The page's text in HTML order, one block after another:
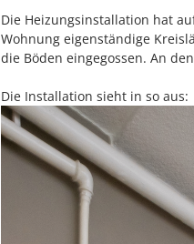
Die Heizungsinstallation hat
Wohnung eigenständige
die Böden eingegossen. An
Die Installation sieht in so aus: